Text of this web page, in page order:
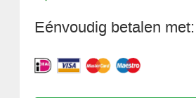
Eénvoudig betalen met: